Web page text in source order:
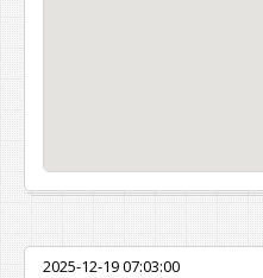
2025-12-19 07:03:00